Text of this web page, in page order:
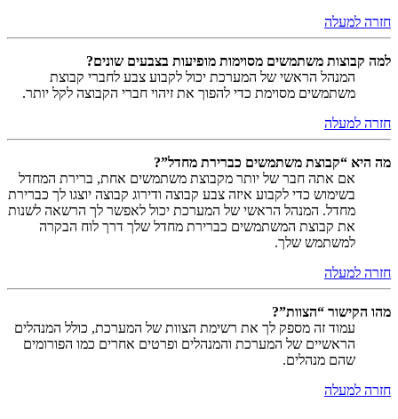
חזרה למעלה
למה קבוצות משתמשים מסוימות מופיעות בצבעים שונים?
המנהל הראשי של המערכת יכול לקבוע צבע לחברי קבוצת
משתמשים מסוימת כדי להפוך את זיהוי חברי הקבוצה לקל יותר.
חזרה למעלה
מה היא “קבוצת משתמשים כברירת מחדל”?
אם אתה חבר של יותר מקבוצת משתמשים אחת, ברירת המחדל
בשימוש כדי לקבוע איזה צבע קבוצה ודירוג קבוצה יוצגו לך כברירת
מחדל. המנהל הראשי של המערכת יכול לאפשר לך הרשאה לשנות
את קבוצת המשתמשים כברירת מחדל שלך דרך לוח הבקרה
למשתמש שלך.
חזרה למעלה
מהו הקישור “הצוות”?
עמוד זה מספק לך את רשימת הצוות של המערכת, כולל המנהלים
הראשיים של המערכת והמנהלים ופרטים אחרים כמו הפורומים
שהם מנהלים.
חזרה למעלה